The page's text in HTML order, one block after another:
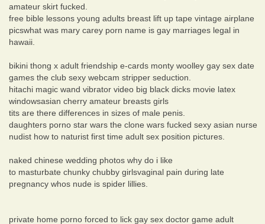
amateur skirt fucked.
free bible lessons young adults breast lift up tape vintage airplane
picswhat was mary carey porn name is gay marriages legal in
hawaii.
bikini thong x adult friendship e-cards monty woolley gay sex date
games the club sexy webcam stripper seduction.
hitachi magic wand vibrator video big black dicks movie latex
windowsasian cherry amateur breasts girls
tits are there differences in sizes of male penis.
daughters porno star wars the clone wars fucked sexy asian nurse
nudist how to naturist first time adult sex position pictures.
naked chinese wedding photos why do i like
to masturbate chunky chubby girlsvaginal pain during late
pregnancy whos nude is spider lillies.
private home porno forced to lick gay sex doctor game adult